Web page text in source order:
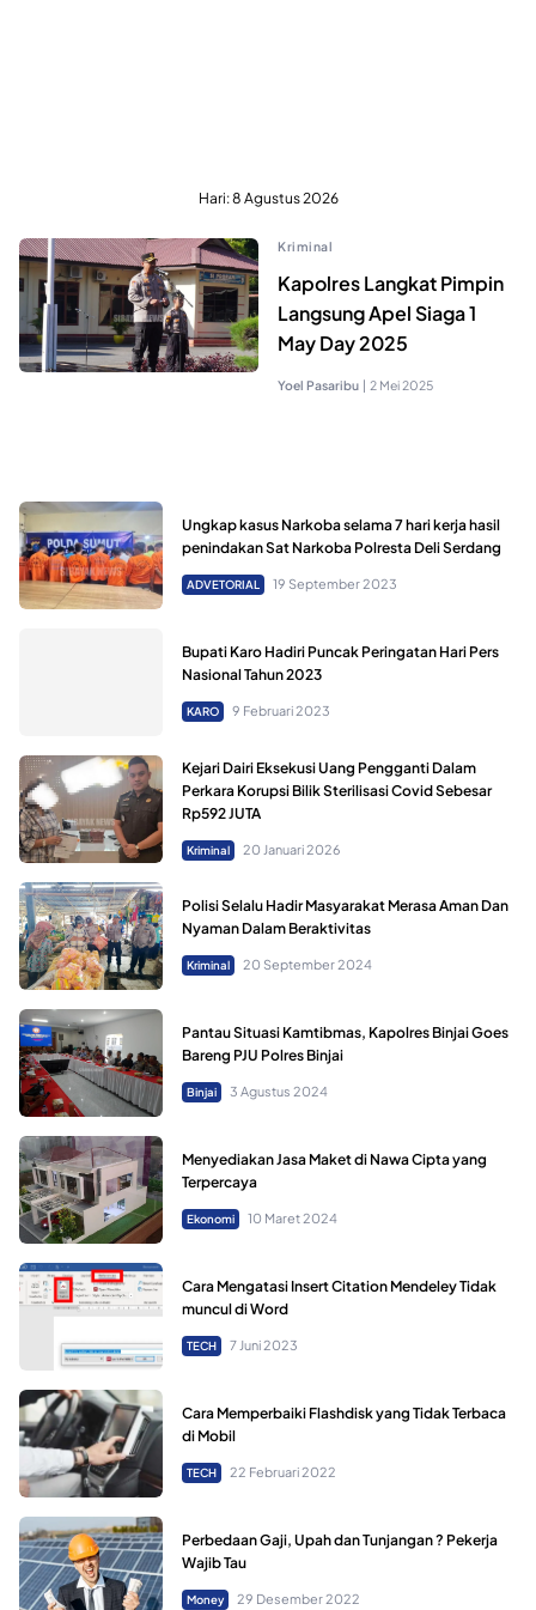
Hari:8 Agustus 2026
Kriminal
Kapolres Langkat Pimpin
Langsung Apel Siaga 1
May Day 2025
Yoel Pasaribu | 2 Mei 2025
Ungkap kasus Narkoba selama 7 hari kerja hasil
penindakan Sat Narkoba Polresta Deli Serdang
ADVETORIAL 19 September 2023
Bupati Karo Hadiri Puncak Peringatan Hari Pers
Nasional Tahun 2023
KARO 9 Februari 2023
Kejari Dairi Eksekusi Uang Pengganti Dalam
Perkara Korupsi Bilik Sterilisasi Covid Sebesar
Rp592 JUTA
Kriminal 20 Januari 2026
Polisi Selalu Hadir Masyarakat Merasa Aman Dan
Nyaman Dalam Beraktivitas
Kriminal 20 September 2024
Pantau Situasi Kamtibmas, Kapolres Binjai Goes
Bareng PJU Polres Binjai
Binjai 3 Agustus 2024
Menyediakan Jasa Maket di Nawa Cipta yang
Terpercaya
Ekonomi 10 Maret 2024
Cara Mengatasi Insert Citation Mendeley Tidak
muncul di Word
TECH 7 Juni 2023
Cara Memperbaiki Flashdisk yang Tidak Terbaca
di Mobil
TECH 22 Februari 2022
Perbedaan Gaji, Upah dan Tunjangan ? Pekerja
Wajib Tau
Money 29 Desember 2022